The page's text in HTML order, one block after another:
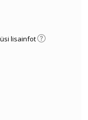
lisainfot